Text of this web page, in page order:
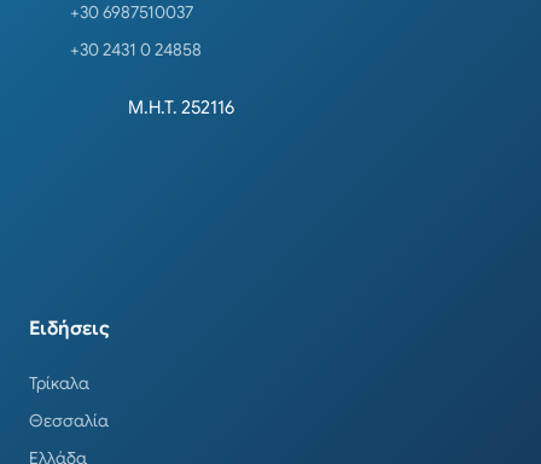
+30 6987510037
+30 2431 0 24858
Μ.Η.Τ. 252116
Ειδήσεις
Τρίκαλα
Θεσσαλία
Ελλάδα